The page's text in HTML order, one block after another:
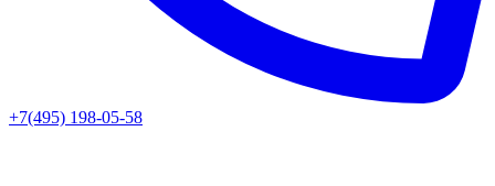
+7(495) 198-05-58